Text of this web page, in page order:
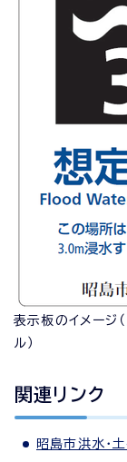
表示板のイメージ
ル）
関連リンク
昭島市洪水・